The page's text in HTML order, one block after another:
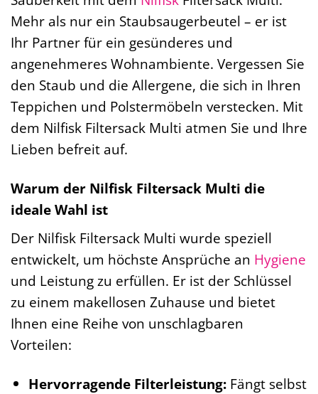
Mehr als nur ein Staubsaugerbeutel – er ist
Ihr Partner für ein gesünderes und
angenehmeres Wohnambiente. Vergessen Sie
den Staub und die Allergene, die sich in Ihren
Teppichen und Polstermöbeln verstecken. Mit
dem Nilfisk Filtersack Multi atmen Sie und Ihre
Lieben befreit auf.
Warum der Nilfisk Filtersack Multi die
ideale Wahl ist
Der Nilfisk Filtersack Multi wurde speziell
entwickelt, um höchste Ansprüche an Hygiene
und Leistung zu erfüllen. Er ist der Schlüssel
zu einem makellosen Zuhause und bietet
Ihnen eine Reihe von unschlagbaren
Vorteilen:
Hervorragende Filterleistung:Fängt selbst